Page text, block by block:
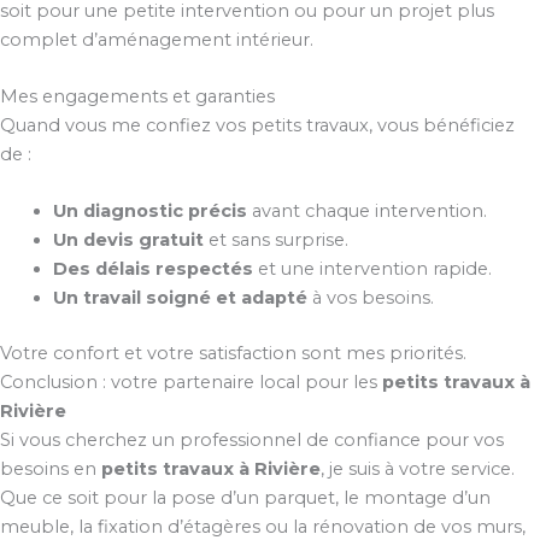
soit pour une petite intervention ou pour un projet plus
complet d’aménagement intérieur.
Mes engagements et garanties
Quand vous me confiez vos petits travaux, vous bénéficiez
de :
Un diagnostic précis avant chaque intervention.
Un devis gratuitet sans surprise.
Des délais respectés et une intervention rapide.
Un travail soigné et adaptéà vos besoins.
Votre confort et votre satisfaction sont mes priorités.
Conclusion : votre partenaire local pour les petits travaux à
Rivière
Si vous cherchez un professionnel de confiance pour vos
besoins en petits travaux à Rivière, je suis à votre service.
Que ce soit pour la pose d’un parquet, le montage d’un
meuble, la fixation d’étagères ou la rénovation de vos murs,